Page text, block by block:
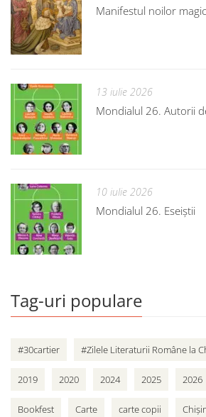
Manifestul noilor
13 iulie 2026
Mondialul 26. Autorii
10 iulie 2026
Mondialul 26. Eseiștii
Tag-uri populare
#30cartier #Zilele Literaturii Române la
2019 2020 2024 2025 2026
Bookfest Carte carte copii